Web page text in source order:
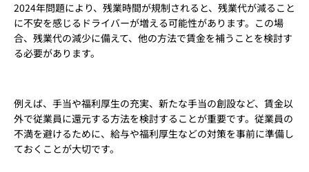
2024年問題により、残業時間が規制されると、残業代が減ること
に不安を感じるドライバーが増える可能性があります。この場
合、残業代の減少に備えて、他の方法で賃金を補うことを検討す
る必要があります。
例えば、手当や福利厚生の充実、新たな手当の創設など、賃金以
外で従業員に還元する方法を検討することが重要です。従業員の
不満を避けるために、給与や福利厚生などの対策を事前に準備し
ておくことが大切です。